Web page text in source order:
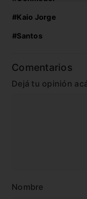
#Kaio Jorge
#Santos
Comentarios
Dejá tu opinión
Nombre